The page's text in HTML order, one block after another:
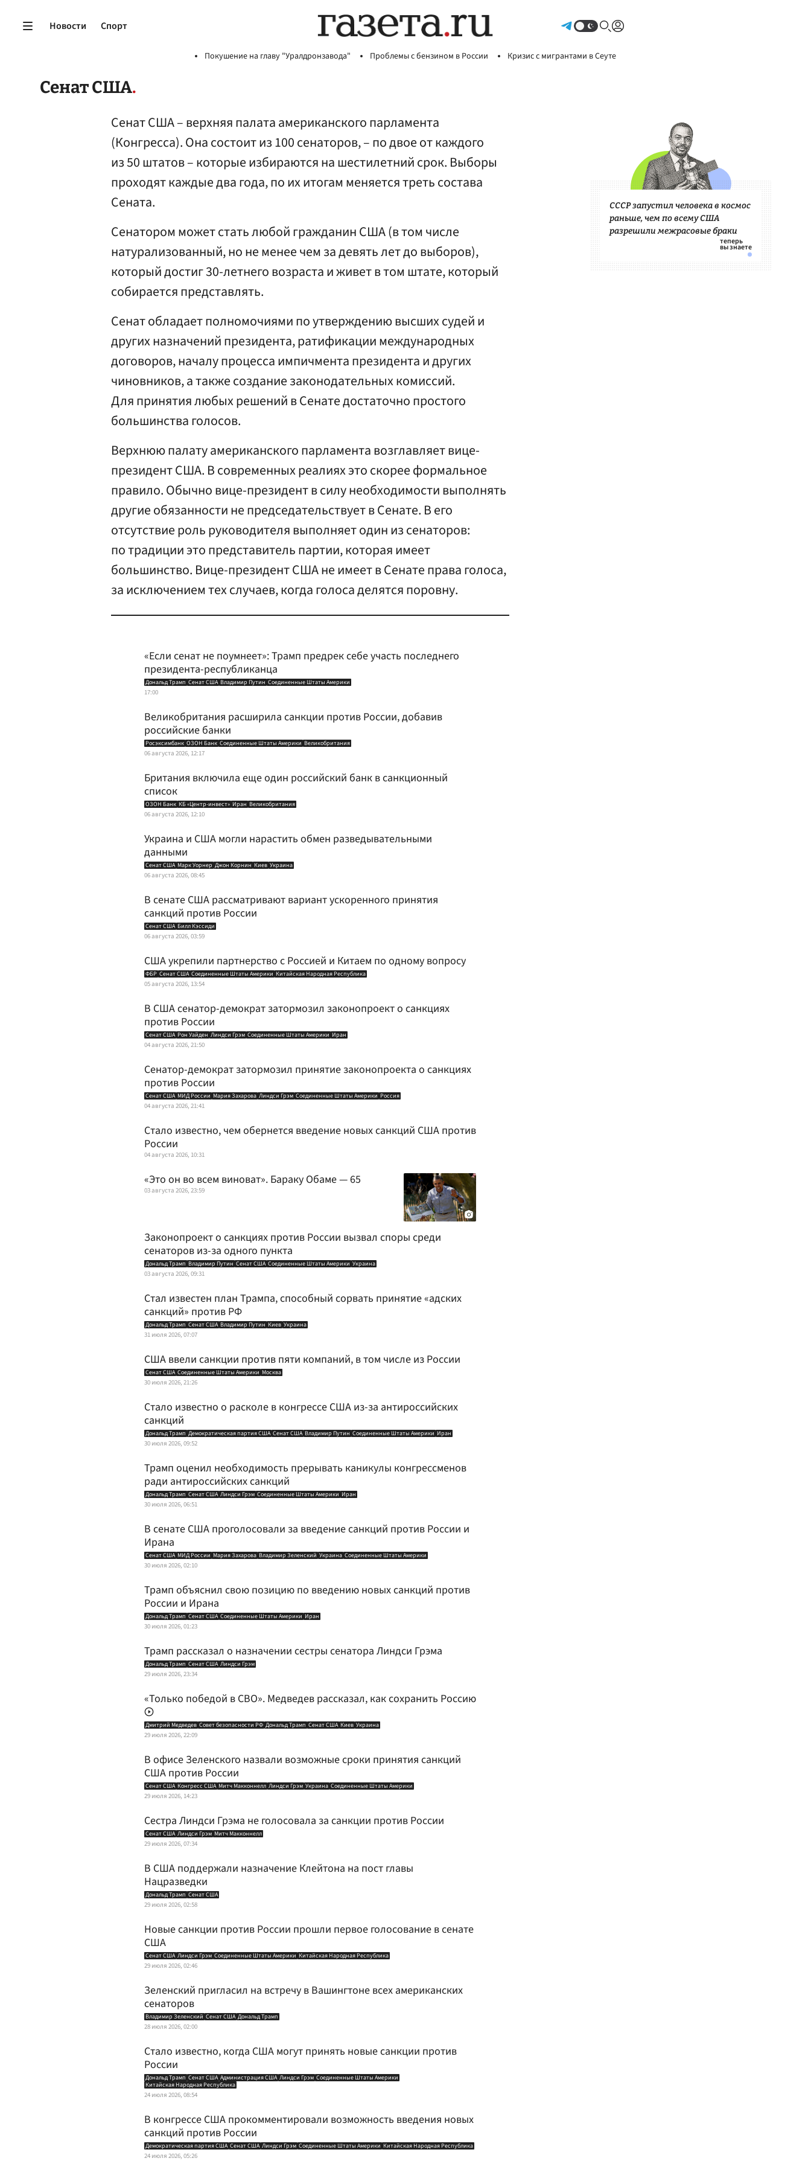
Новости Спорт
Покушение на главу "Уралдронзавода" Проблемы с бензином в России Кризис с мигрантами в Сеуте
Сенат США
Сенат США – верхняя палата американского парламента
(Конгресса). Она состоит из 100 сенаторов, – по двое от каждого
из 50 штатов – которые избираются на шестилетний срок. Выборы
проходят каждые два года, по их итогам меняется треть состава
Сената.
Сенатором может стать любой гражданин США (в том числе
натурализованный, но не менее чем за девять лет до выборов),
который достиг 30-летнего возраста и живет в том штате, который
собирается представлять.
Сенат обладает полномочиями по утверждению высших судей и
других назначений президента, ратификации международных
договоров, началу процесса импичмента президента и других
чиновников, а также создание законодательных комиссий.
Для принятия любых решений в Сенате достаточно простого
большинства голосов.
Верхнюю палату американского парламента возглавляет вице-
президент США. В современных реалиях это скорее формальное
правило. Обычно вице-президент в силу необходимости выполнять
другие обязанности не председательствует в Сенате. В его
отсутствие роль руководителя выполняет один из сенаторов:
по традиции это представитель партии, которая имеет
большинство. Вице-президент США не имеет в Сенате права голоса,
за исключением тех случаев, когда голоса делятся поровну.
«Если сенат не поумнеет»: Трамп предрек себе участь последнего
президента-республиканца
Дональд Трамп Сенат США Владимир Путин Соединенные Штаты Америки
17:00
Великобритания расширила санкции против России, добавив
российские банки
Росэксимбанк ОЗОН Банк Соединенные Штаты Америки Великобритания
06 августа 2026, 12:17
Британия включила еще один российский банк в санкционный
список
ОЗОН Банк КБ «Центр-инвест» Иран Великобритания
06 августа 2026, 12:10
Украина и США могли нарастить обмен разведывательными
данными
Сенат США Марк Уорнер Джон Корнин Киев Украина
06 августа 2026, 08:45
В сенате США рассматривают вариант ускоренного принятия
санкций против России
Сенат США Билл Кэссиди
06 августа 2026, 03:59
США укрепили партнерство с Россией и Китаем по одному вопросу
ФБР Сенат США Соединенные Штаты Америки Китайская Народная Республика
05 августа 2026, 13:54
В США сенатор-демократ затормозил законопроект о санкциях
против России
Сенат США Рон Уайден Линдси Грэм Соединенные Штаты Америки Иран
04 августа 2026, 21:50
Сенатор-демократ затормозил принятие законопроекта о санкциях
против России
Сенат США МИД России Мария Захарова Линдси Грэм Соединенные Штаты Америки Россия
04 августа 2026, 21:41
Стало известно, чем обернется введение новых санкций США против
России
04 августа 2026, 10:31
«Это он во всем виноват». Бараку Обаме — 65
03 августа 2026, 23:59
Законопроект о санкциях против России вызвал споры среди
сенаторов из-за одного пункта
Дональд Трамп Владимир Путин Сенат США Соединенные Штаты Америки Украина
03 августа 2026, 09:31
Стал известен план Трампа, способный сорвать принятие «адских
санкций» против РФ
Дональд Трамп Сенат США Владимир Путин Киев Украина
31 июля 2026, 07:07
США ввели санкции против пяти компаний, в том числе из России
Сенат США Соединенные Штаты Америки Москва
30 июля 2026, 21:26
Стало известно о расколе в конгрессе США из-за антироссийских
санкций
Дональд Трамп Демократическая партия США Сенат США Владимир Путин Соединенные Штаты Америки Иран
30 июля 2026, 09:52
Трамп оценил необходимость прерывать каникулы конгрессменов
ради антироссийских санкций
Дональд Трамп Сенат США Линдси Грэм Соединенные Штаты Америки Иран
30 июля 2026, 06:51
В сенате США проголосовали за введение санкций против России и
Ирана
Сенат США МИД России Мария Захарова Владимир Зеленский Украина Соединенные Штаты Америки
30 июля 2026, 02:10
Трамп объяснил свою позицию по введению новых санкций против
России и Ирана
Дональд Трамп Сенат США Соединенные Штаты Америки Иран
30 июля 2026, 01:23
Трамп рассказал о назначении сестры сенатора Линдси Грэма
Дональд Трамп Сенат США Линдси Грэм
29 июля 2026, 23:34
«Только победой в СВО». Медведев рассказал, как сохранить Россию
Дмитрий Медведев Совет безопасности РФ Дональд Трамп Сенат США Киев Украина
29 июля 2026, 22:09
В офисе Зеленского назвали возможные сроки принятия санкций
США против России
Сенат США Конгресс США Митч Макконнелл Линдси Грэм Украина Соединенные Штаты Америки
29 июля 2026, 14:23
Сестра Линдси Грэма не голосовала за санкции против России
Сенат США Линдси Грэм Митч Макконнелл
29 июля 2026, 07:34
В США поддержали назначение Клейтона на пост главы
Нацразведки
Дональд Трамп Сенат США
29 июля 2026, 02:58
Новые санкции против России прошли первое голосование в сенате
США
Сенат США Линдси Грэм Соединенные Штаты Америки Китайская Народная Республика
29 июля 2026, 02:46
Зеленский пригласил на встречу в Вашингтоне всех американских
сенаторов
Владимир Зеленский Сенат США Дональд Трамп
28 июля 2026, 02:00
Стало известно, когда США могут принять новые санкции против
России
Дональд Трамп Сенат США Администрация США Линдси Грэм Соединенные Штаты Америки
Китайская Народная Республика
24 июля 2026, 08:54
В конгрессе США прокомментировали возможность введения новых
санкций против России
Демократическая партия США Сенат США Линдси Грэм Соединенные Штаты Америки Китайская Народная Республика
24 июля 2026, 05:26
СССР запустил человека в космос
раньше, чем по всему США
разрешили межрасовые браки